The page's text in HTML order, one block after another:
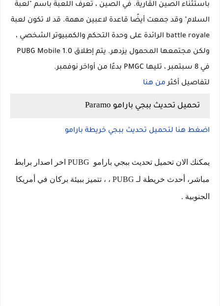
باستثناء الصين القارية. في الصين ، تُعرف اللعبة باسم "لعبة
السلام" وقد جمعت أيضًا قاعدة لاعبين مهمة. قد لا تكون لعبة
battle royale الرائدة على وحدة التحكم والكمبيوتر الشخصي ،
ولكن مجتمعها المحمول يزدهر. يتم إطلاق PUBG Mobile 1.0
في 8 سبتمبر ، تليها PMGC بدءًا من أواخر نوفمبر.
لتفاصيل أكثرمن هنا
تحميل تحديث ببجي بارامو Paramo
اضغط هنا لتحميل تحديث ببجي خريطة بارامو
يمكنك الان تحميل تحديث ببجي بارامو PUBG اخر اصدار برابط
مباشر، أحدث خريطة لـ PUBG ، ، تتميز ببيئة بركان في أمريكا
الجنوبية .